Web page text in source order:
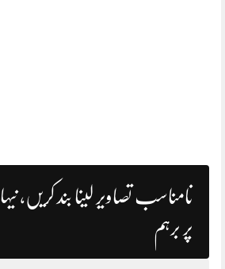
نامناسب تصاویر لینا بند کریں،
پر برہم